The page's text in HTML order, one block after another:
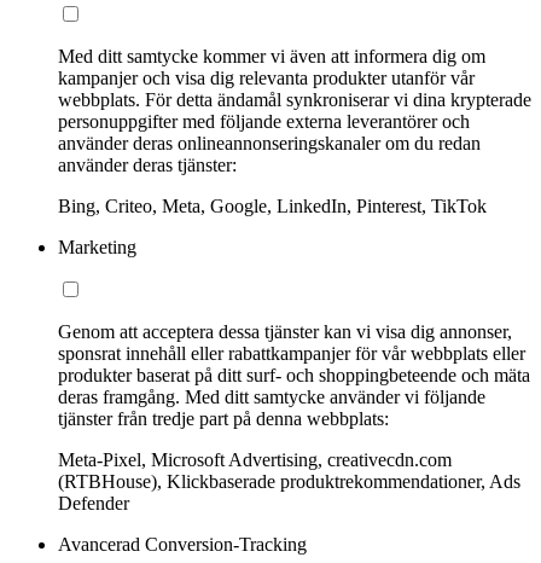
Med ditt samtycke kommer vi även att informera dig om
kampanjer och visa dig relevanta produkter utanför vår
webbplats. För detta ändamål synkroniserar vi dina krypterade
personuppgifter med följande externa leverantörer och
använder deras onlineannonseringskanaler om du redan
använder deras tjänster:
Bing, Criteo, Meta, Google, LinkedIn, Pinterest, TikTok
Marketing
Genom att acceptera dessa tjänster kan vi visa dig annonser,
sponsrat innehåll eller rabattkampanjer för vår webbplats eller
produkter baserat på ditt surf- och shoppingbeteende och mäta
deras framgång. Med ditt samtycke använder vi följande
tjänster från tredje part på denna webbplats:
Meta-Pixel, Microsoft Advertising, creativecdn.com
(RTBHouse), Klickbaserade produktrekommendationer, Ads
Defender
Avancerad Conversion-Tracking